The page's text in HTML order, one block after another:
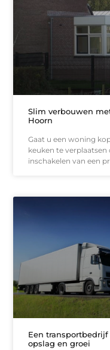
Slim verbouwen
Hoorn
Gaat u een woning
keuken te
inschakelen van een
Een
opslag en groei